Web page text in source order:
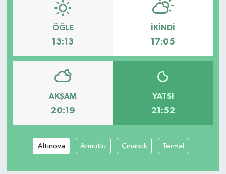
ÖĞLE
13:13
İKINDI
17:05
AKŞAM
20:19
YATSI
21:52
Altınova Armutlu Çınarcık Termal